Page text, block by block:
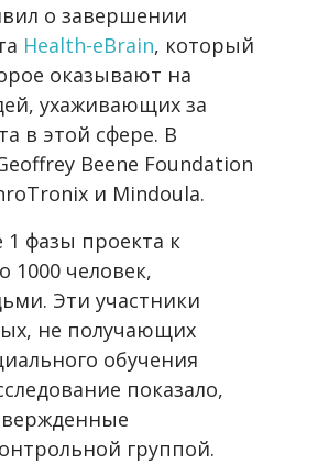
о завершении
Health-eBrain, который
оказывают на
ухаживающих за
в этой сфере. В
Beene Foundation
и Mindoula.
1 фазы проекта к
человек,
Эти участники
не получающих
обучения
показало,
группой.